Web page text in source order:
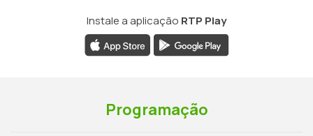
Instale a aplicação RTP Play
Programação